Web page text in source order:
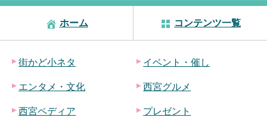
ホーム コンテンツ一覧
街かど小ネタ イベント・催し
エンタメ・文化 西宮グルメ
西宮ペディア プレゼント